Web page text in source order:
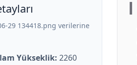
29 134418.png verilerine
Yükseklik: 2260